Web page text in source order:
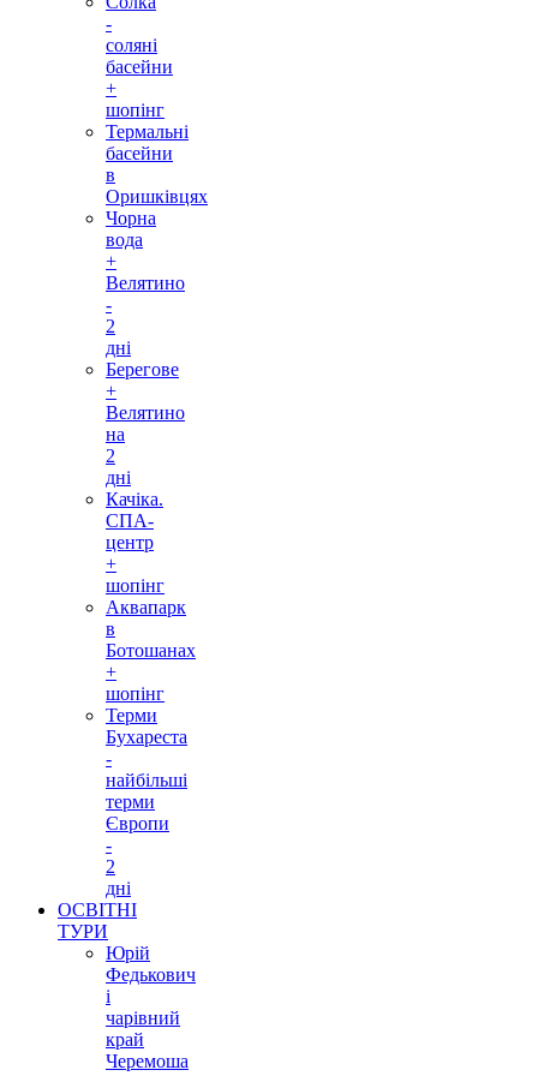
-
соляні
басейни
+
шопінг
Термальні
басейни
в
Оришківцях
Чорна
вода
+
Велятино
-
2
дні
Берегове
+
Велятино
на
2
дні
Качіка.
СПА-
центр
+
шопінг
Аквапарк
в
Ботошанах
+
шопінг
Терми
Бухареста
-
найбільші
терми
Європи
-
2
дні
ОСВІТНІ
ТУРИ
Юрій
Федькович
і
чарівний
край
Черемоша